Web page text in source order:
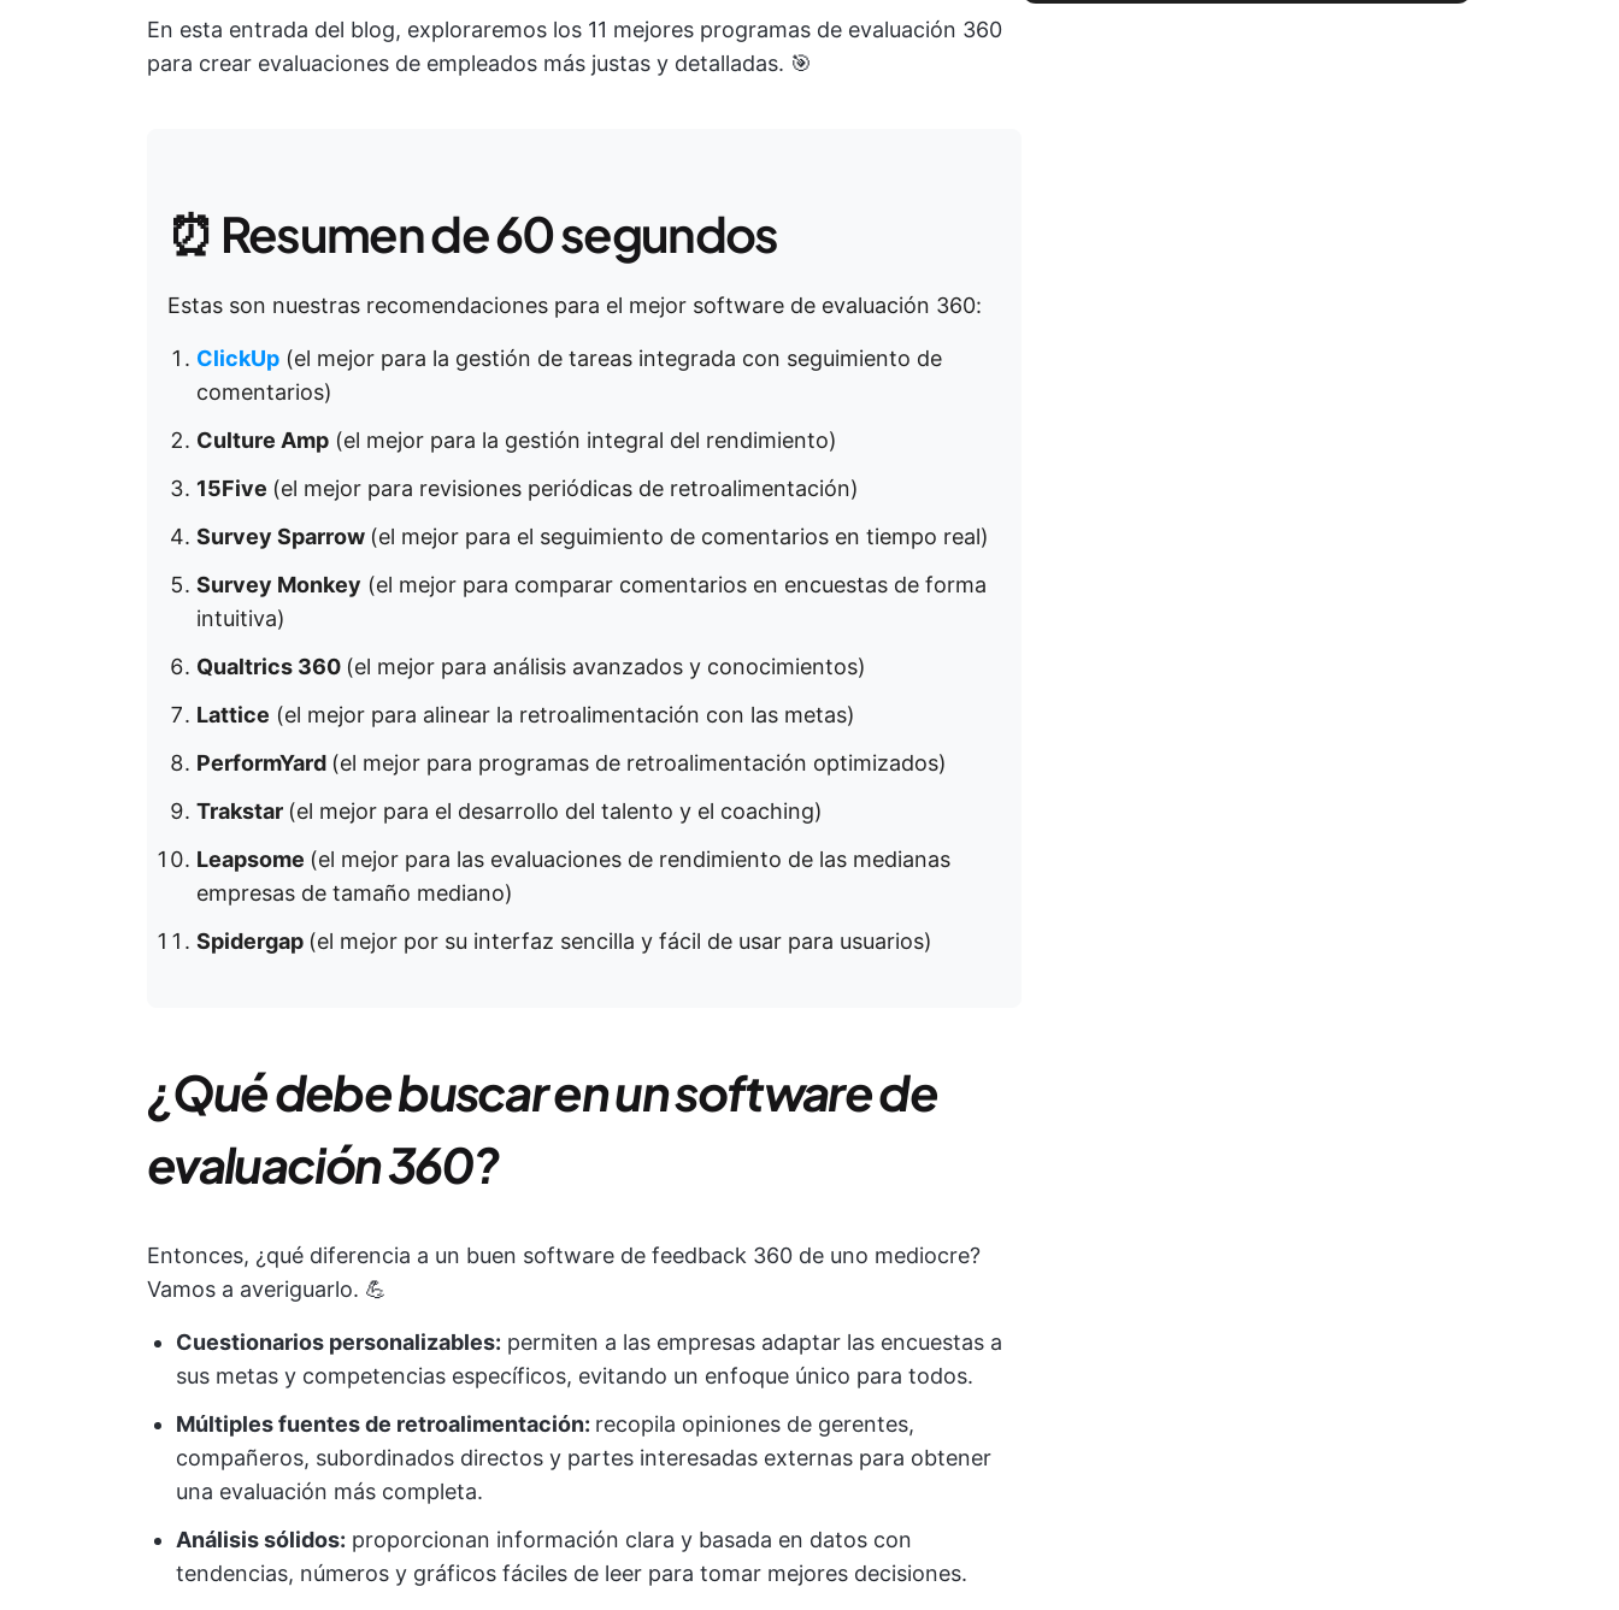
En esta entrada del blog, exploraremos los 11 mejores programas de evaluación 360
para crear evaluaciones de empleados más justas y detalladas. 🎯
⏰ Resumen de 60 segundos
Estas son nuestras recomendaciones para el mejor software de evaluación 360:
ClickUp (el mejor para la gestión de tareas integrada con seguimiento de
comentarios)
Culture Amp (el mejor para la gestión integral del rendimiento)
15Five (el mejor para revisiones periódicas de retroalimentación)
Survey Sparrow (el mejor para el seguimiento de comentarios en tiempo real)
Survey Monkey (el mejor para comparar comentarios en encuestas de forma
intuitiva)
Qualtrics 360 (el mejor para análisis avanzados y conocimientos)
Lattice (el mejor para alinear la retroalimentación con las metas)
PerformYard (el mejor para programas de retroalimentación optimizados)
Trakstar (el mejor para el desarrollo del talento y el coaching)
Leapsome (el mejor para las evaluaciones de rendimiento de las medianas
empresas de tamaño mediano)
Spidergap (el mejor por su interfaz sencilla y fácil de usar para usuarios)
¿Qué debe buscar en un software de
evaluación 360?
Entonces, ¿qué diferencia a un buen software de feedback 360 de uno mediocre?
Vamos a averiguarlo. 💪
Cuestionarios personalizables: permiten a las empresas adaptar las encuestas a
sus metas y competencias específicos, evitando un enfoque único para todos.
Múltiples fuentes de retroalimentación: recopila opiniones de gerentes,
compañeros, subordinados directos y partes interesadas externas para obtener
una evaluación más completa.
Análisis sólidos: proporcionan información clara y basada en datos con
tendencias, números y gráficos fáciles de leer para tomar mejores decisiones.